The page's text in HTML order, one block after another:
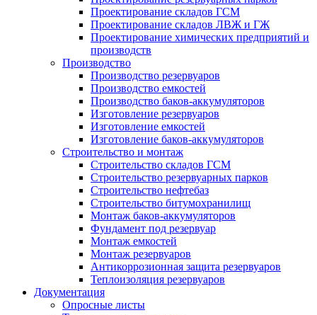
Проектирование складов ГСМ
Проектирование складов ЛВЖ и ГЖ
Проектирование химических предприятий и
производств
Производство
Производство резервуаров
Производство емкостей
Производство баков-аккумуляторов
Изготовление резервуаров
Изготовление емкостей
Изготовление баков-аккумуляторов
Строительство и монтаж
Строительство складов ГСМ
Строительство резервуарных парков
Строительство нефтебаз
Строительство битумохранилищ
Монтаж баков-аккумуляторов
Фундамент под резервуар
Монтаж емкостей
Монтаж резервуаров
Антикоррозионная защита резервуаров
Теплоизоляция резервуаров
Документация
Опросные листы